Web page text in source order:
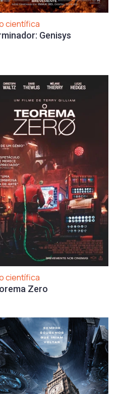
científica
Genisys
científica
Zero